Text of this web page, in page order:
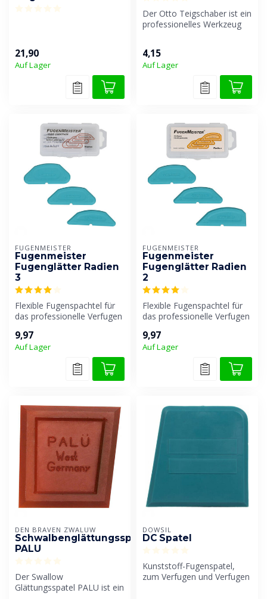
21,90
Auf Lager
Der Otto Teigschaber ist ein
professionelles Werkzeug
4,15
Auf Lager
FUGENMEISTER
Fugenmeister
Fugenglätter Radien
3
Flexible Fugenspachtel für
das professionelle Verfugen
9,97
Auf Lager
FUGENMEISTER
Fugenmeister
Fugenglätter Radien
2
Flexible Fugenspachtel für
das professionelle Verfugen
9,97
Auf Lager
DEN BRAVEN ZWALUW
Schwalbenglättungsspatel
PALU
Der Swallow
Glättungsspatel PALU ist ein
DOWSIL
DC Spatel
Kunststoff-Fugenspatel,
zum Verfugen und Verfugen